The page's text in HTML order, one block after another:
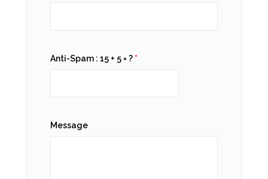
Anti-Spam : 15 + 5 = ? *
Message